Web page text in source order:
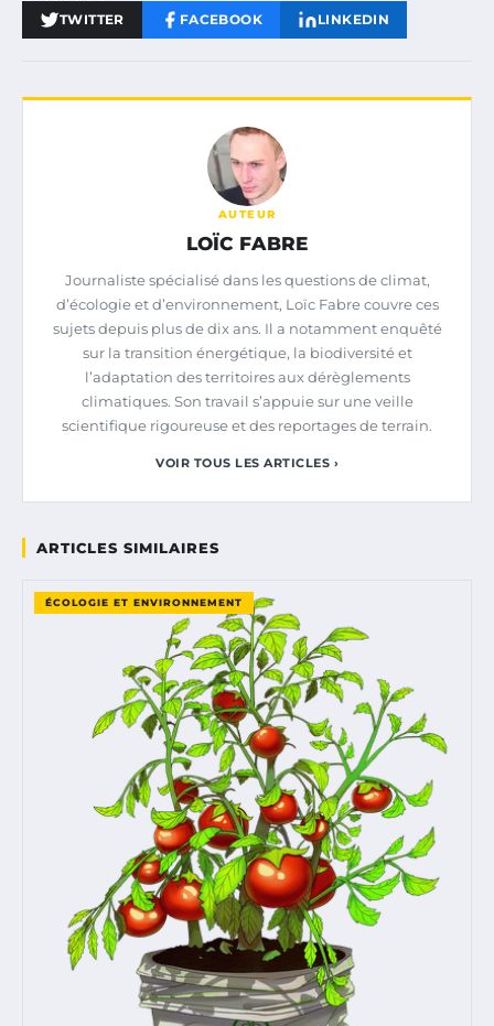
TWITTER FACEBOOK LINKEDIN
AUTEUR
LOÏC FABRE
Journaliste spécialisé dans les questions de climat,
d’écologie et d’environnement, Loïc Fabre couvre ces
sujets depuis plus de dix ans. Il a notamment enquêté
sur la transition énergétique, la biodiversité et
l’adaptation des territoires aux dérèglements
climatiques. Son travail s’appuie sur une veille
scientifique rigoureuse et des reportages de terrain.
VOIR TOUS LES ARTICLES ›
ARTICLES SIMILAIRES
ÉCOLOGIE ET ENVIRONNEMENT